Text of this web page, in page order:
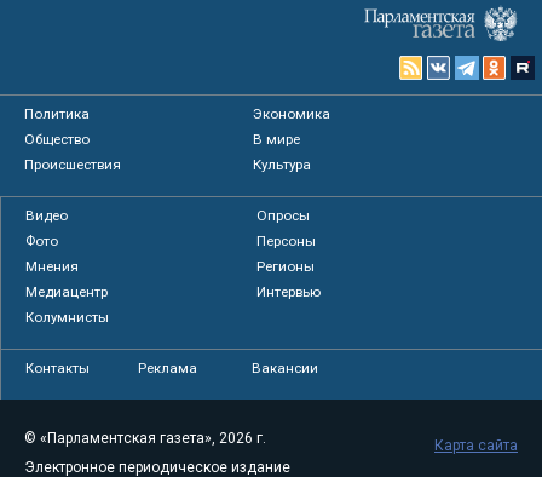
Политика
Экономика
Общество
В мире
Происшествия
Культура
Видео
Опросы
Фото
Персоны
Мнения
Регионы
Медиацентр
Интервью
Колумнисты
Контакты Реклама Вакансии
© «Парламентская газета», 2026 г.
Электронное периодическое издание
Карта сайта